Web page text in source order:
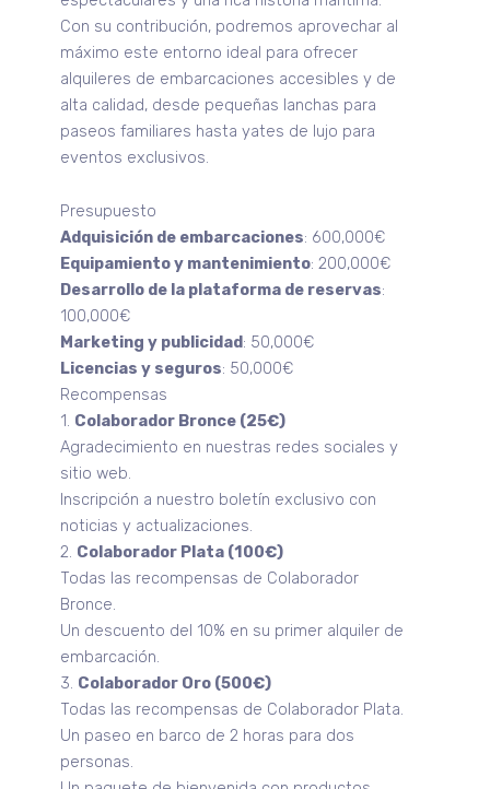
Con su contribución, podremos aprovechar al
máximo este entorno ideal para ofrecer
alquileres de embarcaciones accesibles y de
alta calidad, desde pequeñas lanchas para
paseos familiares hasta yates de lujo para
eventos exclusivos.
Presupuesto
Adquisición de embarcaciones: 600,000€
Equipamiento y mantenimiento: 200,000€
Desarrollo de la plataforma de reservas:
100,000€
Marketing y publicidad: 50,000€
Licencias y seguros: 50,000€
Recompensas
1. Colaborador Bronce (25€)
Agradecimiento en nuestras redes sociales y
sitio web.
Inscripción a nuestro boletín exclusivo con
noticias y actualizaciones.
2. Colaborador Plata (100€)
Todas las recompensas de Colaborador
Bronce.
Un descuento del 10% en su primer alquiler de
embarcación.
3. Colaborador Oro (500€)
Todas las recompensas de Colaborador Plata.
Un paseo en barco de 2 horas para dos
personas.